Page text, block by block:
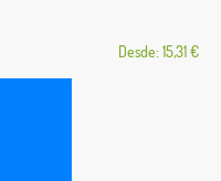
Desde: 15,31 €